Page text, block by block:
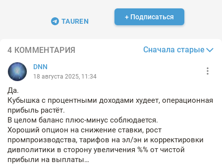
TAUREN
+ Подписаться
4 КОММЕНТАРИЯ Сначала старые
DNN
18 августа 2025, 11:34
Да.
Кубышка с процентными доходами худеет, операционная
прибыль растёт.
В целом баланс плюс-минус соблюдается.
Хороший опцион на снижение ставки, рост
промпроизводства, тарифов на эл/эн и корректировки
дивполитики в сторону увеличения %% от чистой
прибыли на выплаты…